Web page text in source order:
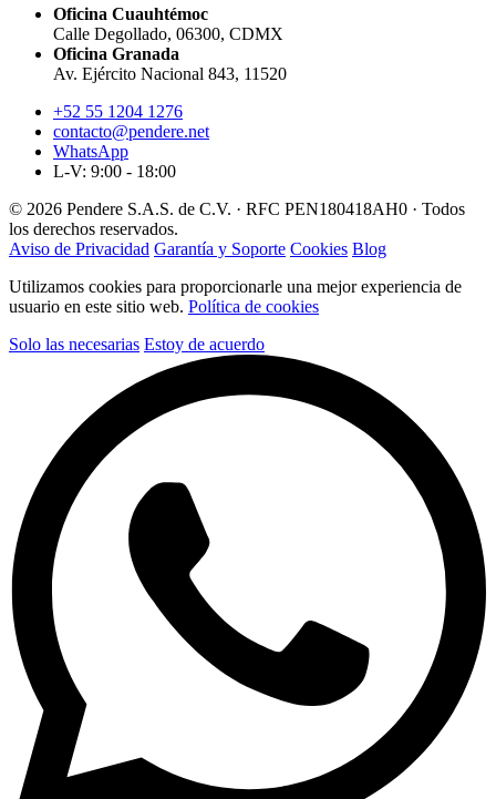
Oficina Cuauhtémoc
Calle Degollado, 06300, CDMX
Oficina Granada
Av. Ejército Nacional 843, 11520
+52 55 1204 1276
contacto@pendere.net
WhatsApp
L-V: 9:00 - 18:00
© 2026 Pendere S.A.S. de C.V. · RFC PEN180418AH0 · Todos
los derechos reservados.
Aviso de Privacidad Garantía y Soporte Cookies Blog
Utilizamos cookies para proporcionarle una mejor experiencia de
usuario en este sitio web. Política de cookies
Solo las necesarias Estoy de acuerdo